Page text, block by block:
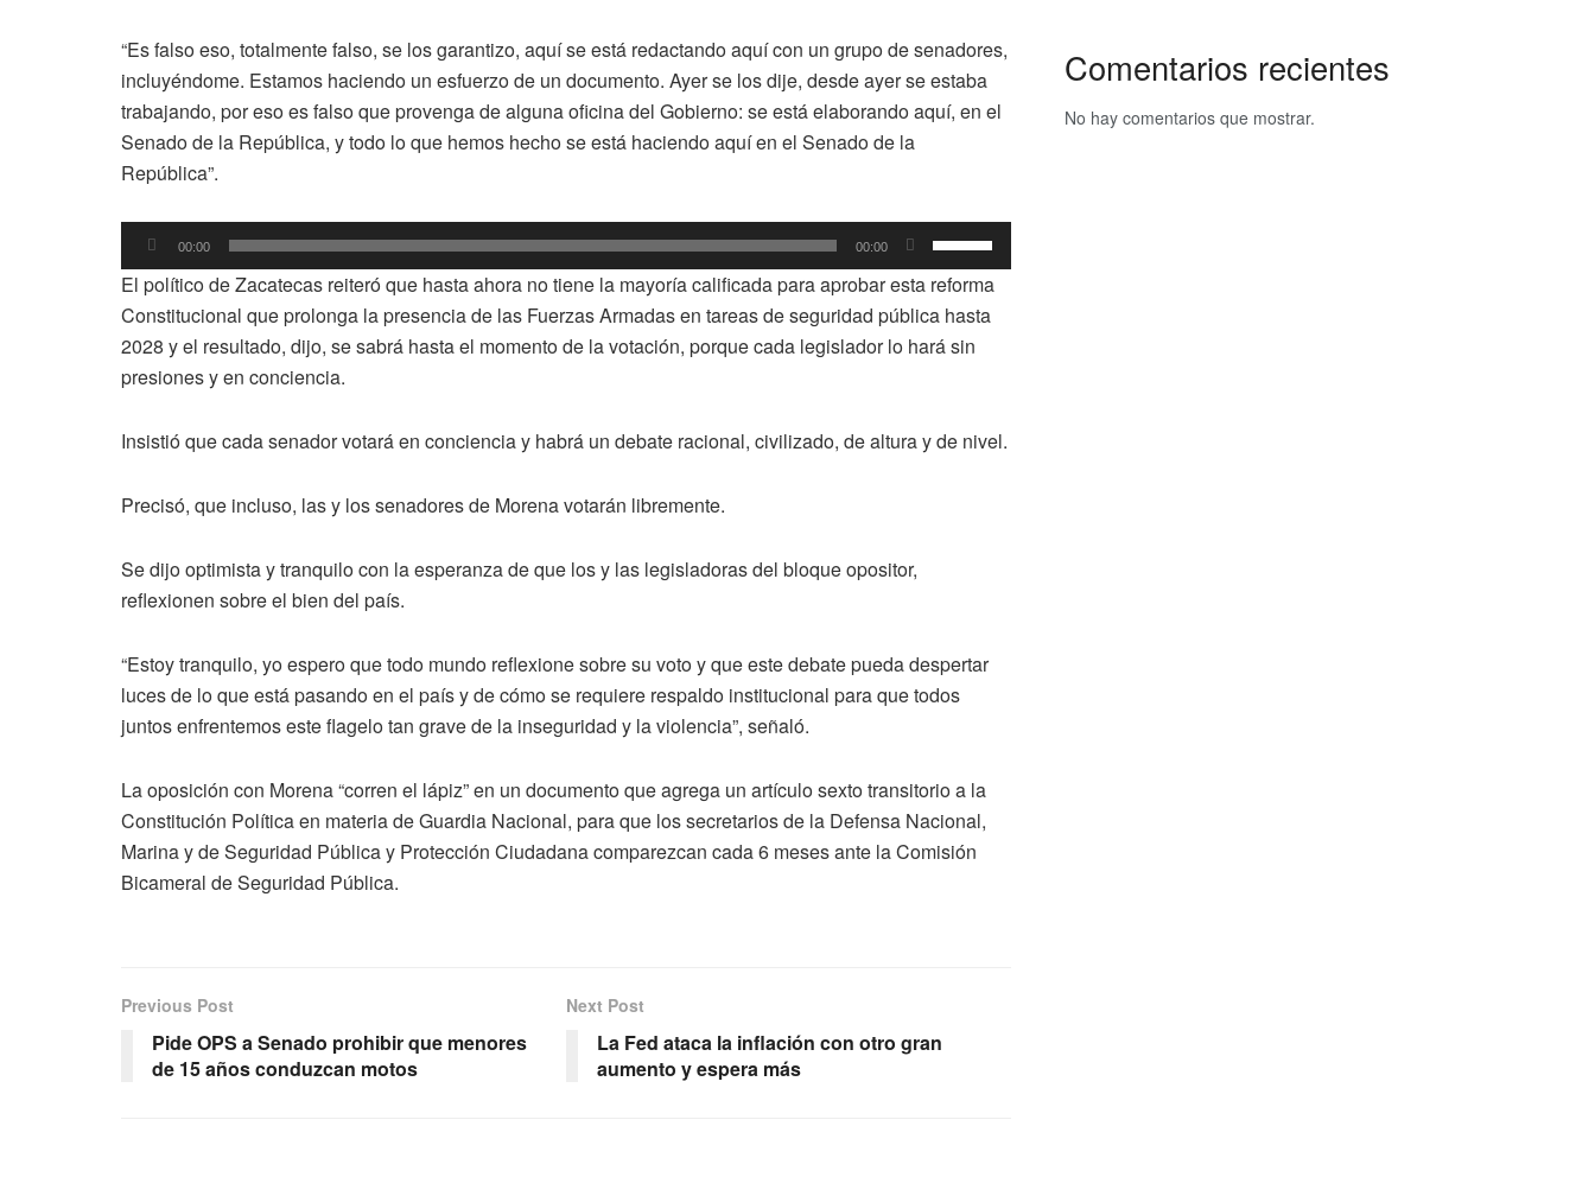
“Es falso eso, totalmente falso, se los garantizo, aquí se está redactando aquí con un grupo de senadores,
incluyéndome. Estamos haciendo un esfuerzo de un documento. Ayer se los dije, desde ayer se estaba
trabajando, por eso es falso que provenga de alguna oficina del Gobierno: se está elaborando aquí, en el
Senado de la República, y todo lo que hemos hecho se está haciendo aquí en el Senado de la
República”.
Reproductor
de
audio
00:00 00:00
las
teclas
de
flecha
aumentar
El político de Zacatecas reiteró que hasta ahora no tiene la mayoría calificada para aprobar esta reforma
Constitucional que prolonga la presencia de las Fuerzas Armadas en tareas de seguridad pública hasta
2028 y el resultado, dijo, se sabrá hasta el momento de la votación, porque cada legislador lo hará sin
presiones y en conciencia.
Insistió que cada senador votará en conciencia y habrá un debate racional, civilizado, de altura y de nivel.
Precisó, que incluso, las y los senadores de Morena votarán libremente.
Se dijo optimista y tranquilo con la esperanza de que los y las legisladoras del bloque opositor,
reflexionen sobre el bien del país.
“Estoy tranquilo, yo espero que todo mundo reflexione sobre su voto y que este debate pueda despertar
luces de lo que está pasando en el país y de cómo se requiere respaldo institucional para que todos
juntos enfrentemos este flagelo tan grave de la inseguridad y la violencia”, señaló.
La oposición con Morena “corren el lápiz” en un documento que agrega un artículo sexto transitorio a la
Constitución Política en materia de Guardia Nacional, para que los secretarios de la Defensa Nacional,
Marina y de Seguridad Pública y Protección Ciudadana comparezcan cada 6 meses ante la Comisión
Bicameral de Seguridad Pública.
Previous Post
Pide OPS a Senado prohibir que menores
de 15 años conduzcan motos
Next Post
La Fed ataca la inflación con otro gran
aumento y espera más
Comentarios recientes
No hay comentarios que mostrar.